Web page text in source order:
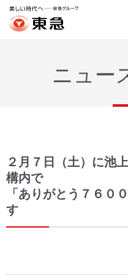
ニュー
２月７日（土）に池
構内で
「ありがとう７６０
す